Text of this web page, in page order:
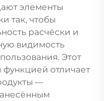
элементы
так, чтобы
расчёски и
видимость
Этот
отличает
—